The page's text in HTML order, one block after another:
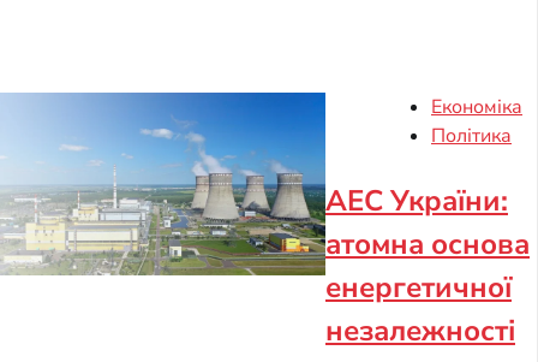
Економіка
Політика
АЕС України:
атомна основа
енергетичної
незалежності